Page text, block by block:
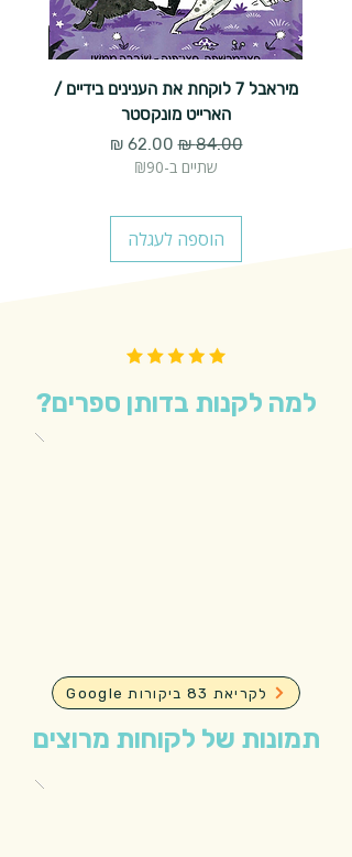
מיראבל 7 לוקחת את הענינים בידיים /
הארייט מונקסטר
מחיר רגיל‏84.00 ‏₪ מחיר מבצע
שתיים ב-₪90
הוספה לעגלה
למה לקנות בדותן ספרים?
Google לקריאת 83 ביקורות
תמונות של לקוחות מרוצים